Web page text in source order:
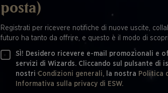
posta)
Registrati per ricevere notifiche di nuove uscite,
futuro ha tanto da offrire, e questo è il modo di
SÌ! Desidero ricevere e-mail promozionali e
servizi di Wizards. Cliccando sul pulsante di
nostriCondizioni generali, la nostra Politica
Informativa sulla privacy di ESW.